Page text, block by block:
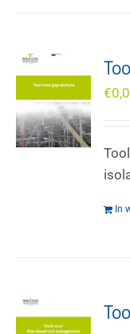
€
In